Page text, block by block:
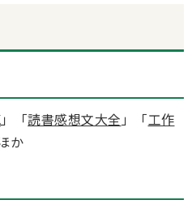
」「読書感想文大全 」「工作
か